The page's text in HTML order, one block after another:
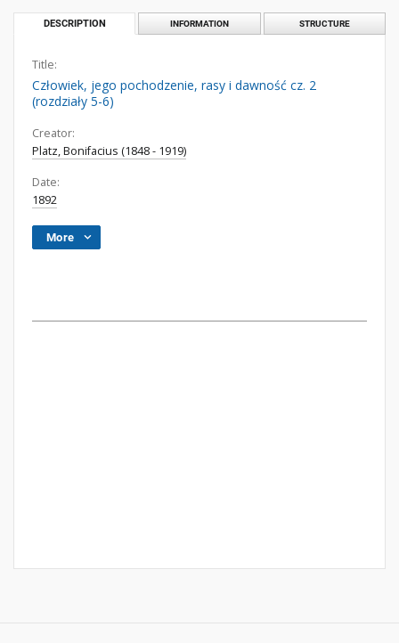
DESCRIPTION INFORMATION STRUCTURE
Title:
Człowiek, jego pochodzenie, rasy i dawność cz. 2
(rozdziały 5-6)
Creator:
Platz, Bonifacius (1848 - 1919)
Date:
1892
More